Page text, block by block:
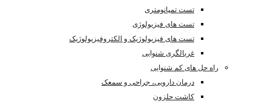
تست تمپانومتری
تست های فیزیولوژی
تست های فیزیولوژیک و الکتروفیزیولوژیک
غربالگری شنوایی
راه حل های کم شنوایی
درمان دارویی، جراحی و سمعک
کاشت حلزون